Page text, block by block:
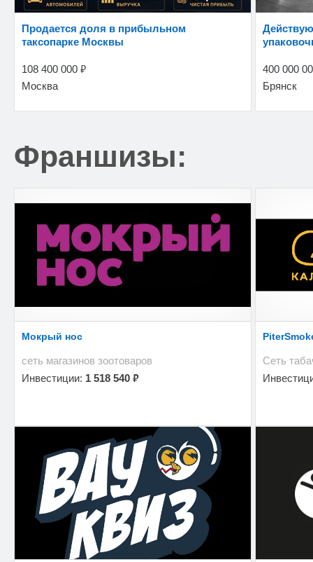
Продается доля в прибыльном
таксопарке Москвы
108 400 000 ₽
Москва
Действующий бизнес по производству
400 000
Брянск
Франшизы:
Мокрый нос
сеть магазинов зоотоваров
Инвестиции: 1 518 540 ₽
Сеть